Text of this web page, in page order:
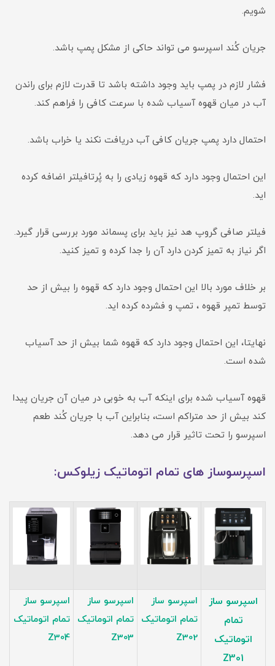
شویم.
جریان کُند اسپرسو می تواند حاکی از مشکل پمپ باشد.
فشار لازم در پمپ باید وجود داشته باشد تا قدرت لازم برای راندن
آب در میان قهوه آسیاب شده با سرعت کافی را فراهم کند.
احتمال دارد پمپ جریان کافی آب دریافت نکند یا خراب باشد.
این احتمال وجود دارد که قهوه زیادی را به پُرتافیلتر اضافه کرده
اید.
فیلتر صافی گروپ هد نیز باید برای پسماند مورد بررسی قرار گیرد.
اگر نیاز به تمیز کردن دارد آن را جدا کرده و تمیز کنید.
بر خلاف مورد بالا این احتمال وجود دارد که قهوه را بیش از حد
توسط تمپر قهوه ، تمپ و فشرده کرده اید.
نهایتا، این احتمال وجود دارد که قهوه شما بیش از حد آسیاب
شده است.
قهوه آسیاب شده برای اینکه آب به خوبی در میان آن جریان پیدا
کند بیش از حد متراکم است، بنابراین آب با جریان کُند طعم
اسپرسو را تحت تاثیر قرار می دهد.
اسپرسوساز های تمام اتوماتیک زیلوکس:
اسپرسو ساز
تمام
اتوماتیک
Z301
اسپرسو ساز
تمام اتوماتیک
Z302
اسپرسو ساز
تمام اتوماتیک
Z303
اسپرسو ساز
تمام اتوماتیک
Z304